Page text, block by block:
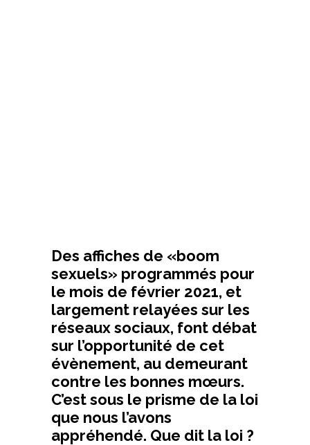
Des affiches de «boom
sexuels» programmés pour
le mois de février 2021, et
largement relayées sur les
réseaux sociaux, font débat
sur l’opportunité de cet
évènement, au demeurant
contre les bonnes mœurs.
C’est sous le prisme de la loi
que nous l’avons
appréhendé. Que dit la loi ?